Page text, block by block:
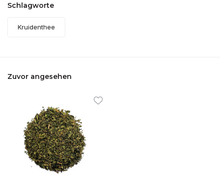
Schlagworte
Kruidenthee
Zuvor angesehen